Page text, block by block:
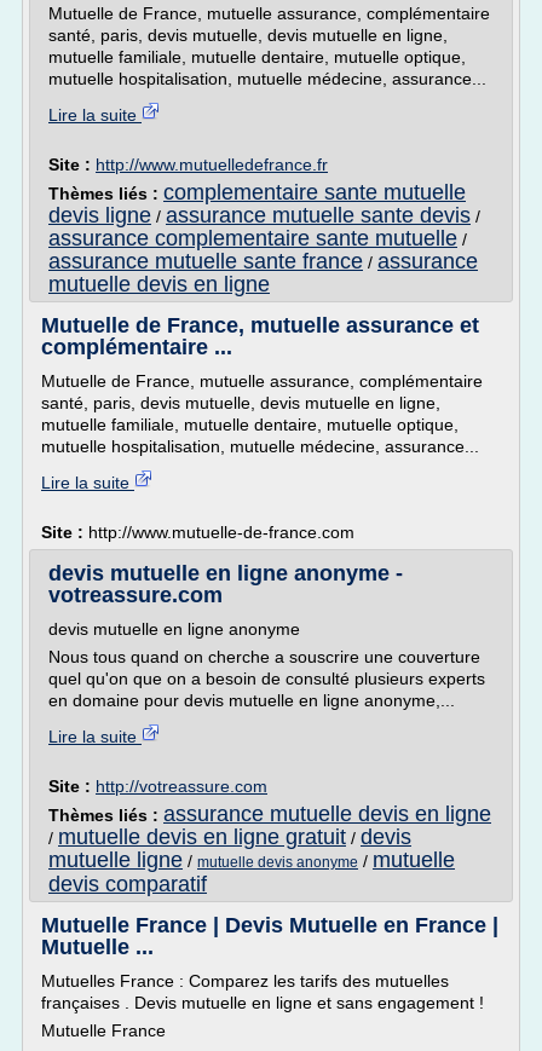
Mutuelle de France, mutuelle assurance, complémentaire
santé, paris, devis mutuelle, devis mutuelle en ligne,
mutuelle familiale, mutuelle dentaire, mutuelle optique,
mutuelle hospitalisation, mutuelle médecine, assurance...
Lire la suite
Site : http://www.mutuelledefrance.fr
Thèmes liés : complementaire sante mutuelle
devis ligne / assurance mutuelle sante devis /
assurance complementaire sante mutuelle /
assurance mutuelle sante france / assurance
mutuelle devis en ligne
Mutuelle de France, mutuelle assurance et
complémentaire ...
Mutuelle de France, mutuelle assurance, complémentaire
santé, paris, devis mutuelle, devis mutuelle en ligne,
mutuelle familiale, mutuelle dentaire, mutuelle optique,
mutuelle hospitalisation, mutuelle médecine, assurance...
Lire la suite
Site : http://www.mutuelle-de-france.com
devis mutuelle en ligne anonyme -
votreassure.com
devis mutuelle en ligne anonyme
Nous tous quand on cherche a souscrire une couverture
quel qu'on que on a besoin de consulté plusieurs experts
en domaine pour devis mutuelle en ligne anonyme,...
Lire la suite
Site : http://votreassure.com
Thèmes liés : assurance mutuelle devis en ligne
/ mutuelle devis en ligne gratuit / devis
mutuelle ligne / mutuelle devis anonyme / mutuelle
devis comparatif
Mutuelle France | Devis Mutuelle en France |
Mutuelle ...
Mutuelles France : Comparez les tarifs des mutuelles
françaises . Devis mutuelle en ligne et sans engagement !
Mutuelle France